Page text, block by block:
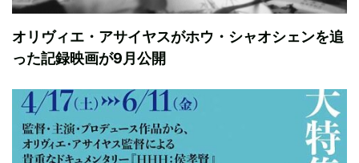
オリヴィエ・アサイヤスがホウ・シャオシェンを追
った記録映画が9月公開